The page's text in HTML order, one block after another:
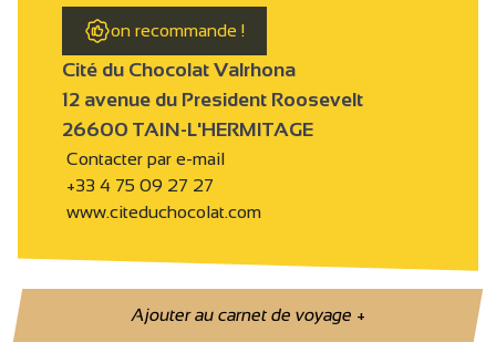
on recommande !
Cité du Chocolat Valrhona
12 avenue du President Roosevelt
26600 TAIN-L'HERMITAGE
Contacter par e-mail
+33 4 75 09 27 27
www.citeduchocolat.com
Ajouter au carnet de voyage+